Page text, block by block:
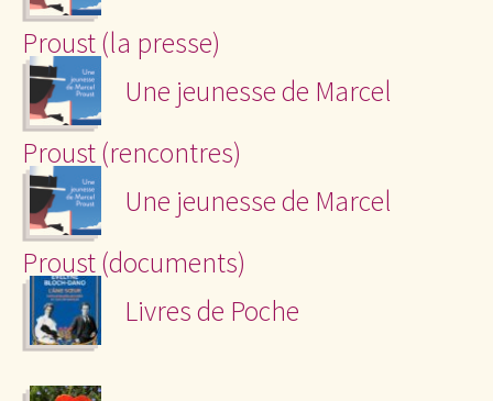
Proust (la presse)
Une jeunesse de Marcel
Proust (rencontres)
Une jeunesse de Marcel
Proust (documents)
Livres de Poche